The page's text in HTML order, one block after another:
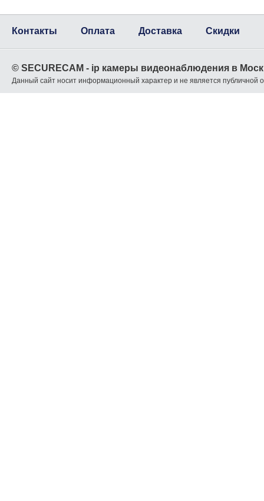
Контакты Оплата Доставка Скидки
© SECURECAM - ip камеры видеонаблюдения в
Данный сайт носит информационный характер и не является публичной